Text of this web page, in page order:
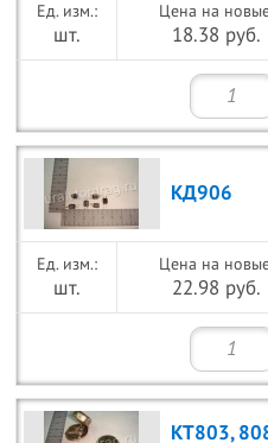
шт.
Цена на
18.38 руб.
КД906
шт.
Цена на
22.98 руб.
КТ803,